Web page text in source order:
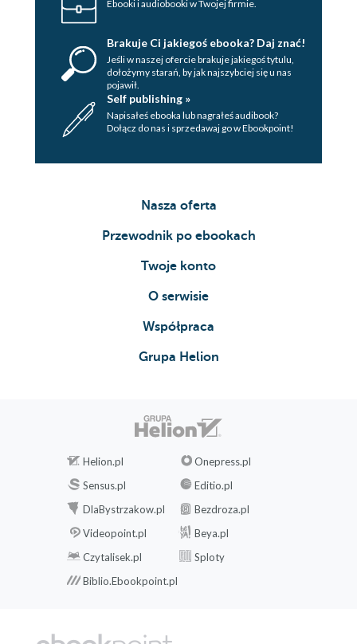
Ebooki i audiobooki w Twojej firmie.
Brakuje Ci jakiegoś ebooka? Daj znać!
Jeśli w naszej ofercie brakuje jakiegoś tytulu,
dołożymy starań, by jak najszybciej się u nas
pojawił.
Self publishing »
Napisałeś ebooka lub nagrałeś audibook?
Dołącz do nas i sprzedawaj go w Ebookpoint!
Nasza oferta
Przewodnik po ebookach
Twoje konto
O serwisie
Współpraca
Grupa Helion
Helion.pl
Onepress.pl
Sensus.pl
Editio.pl
DlaBystrzakow.pl
Bezdroza.pl
Videopoint.pl
Beya.pl
Czytalisek.pl
Sploty
Biblio.Ebookpoint.pl